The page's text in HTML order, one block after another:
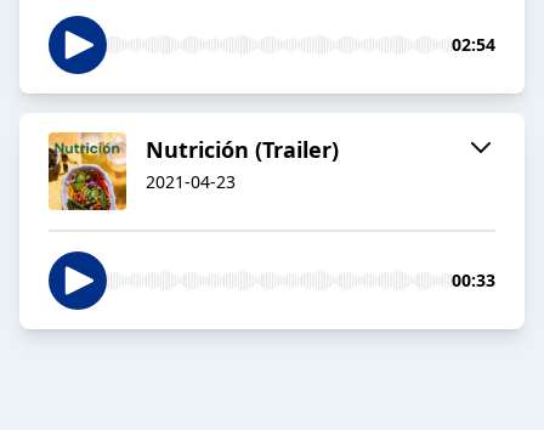
02:54
Nutrición (Trailer)
2021-04-23
00:33